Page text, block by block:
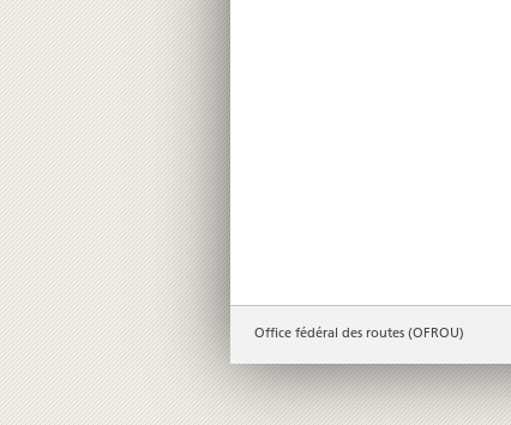
Office fédéral des routes (OFROU)